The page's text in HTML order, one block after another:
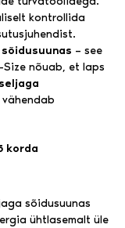
kontrollida
– see
nõuab, et laps
korda
sõidusuunas
ühtlasemalt üle